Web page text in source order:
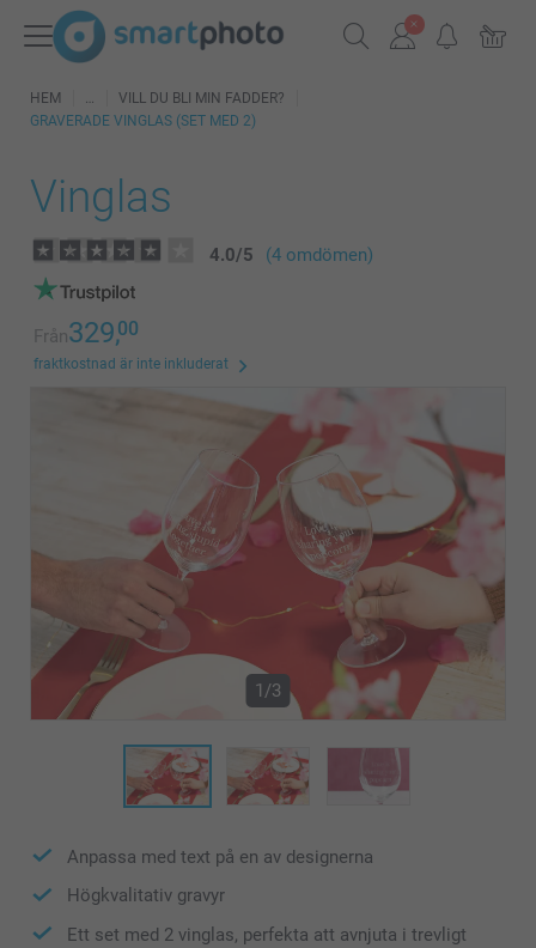
HEM
VILL DU BLI MIN FADDER?
GRAVERADE VINGLAS (SET MED 2)
Vinglas
4.0/5 (4 omdömen)
Från329,00
fraktkostnad är inte inkluderat
1/3
Anpassa med text på en av designerna
Högkvalitativ gravyr
Ett set med 2 vinglas, perfekta att avnjuta i trevligt